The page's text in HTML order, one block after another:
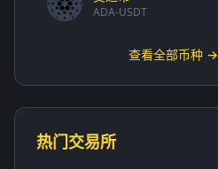
ADA-USDT
查看全部币种 →
热门交易所